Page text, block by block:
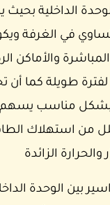
الداخلية
في الغرفة
والأماكن
طويلة كما أن
بشكل مناسب
من استهلاك
الزائدة
بين الوحدة